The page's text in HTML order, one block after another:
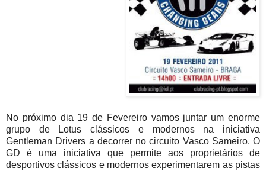
No próximo dia 19 de Fevereiro vamos juntar um enorme
grupo de Lotus clássicos e modernos na iniciativa
Gentleman Drivers a decorrer no circuito Vasco Sameiro. O
GD é uma iniciativa que permite aos proprietários de
desportivos clássicos e modernos experimentarem as pistas